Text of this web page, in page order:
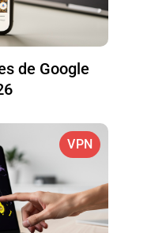
de Google
VPN